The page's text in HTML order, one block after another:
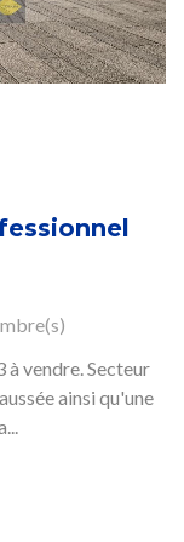
vendre. Secteur
ainsi qu'une